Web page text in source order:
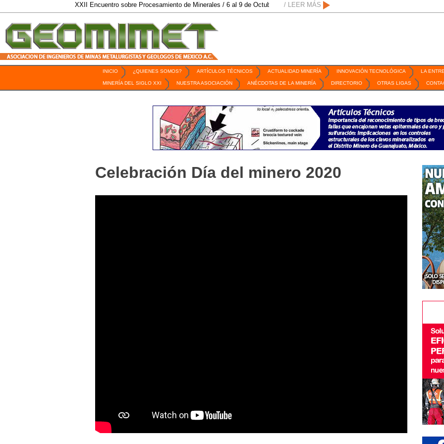
XXII Encuentro sobre Procesamiento de Minerales / 6 al 9 de Octubre de 2026 / San Luis Potosí, SLP / Mexico Mining Forum /
/ LEER MÁS
INICIO ¿QUIENES SOMOS? ARTÍCULOS TÉCNICOS ACTUALIDAD MINERÍA INNOVACIÓN TECNOLÓGICA LA
MINERÍA DEL SIGLO XXI NUESTRA ASOCIACIÓN ANÉCDOTAS DE LA MINERÍA DIRECTORIO OTRAS LIGAS
Celebración Día del minero 2020